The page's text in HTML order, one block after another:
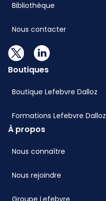
Bibliothèque
Nous contacter
Boutiques
Boutique Lefebvre Dalloz
Formations Lefebvre Dalloz
À propos
Nous connaître
Nous rejoindre